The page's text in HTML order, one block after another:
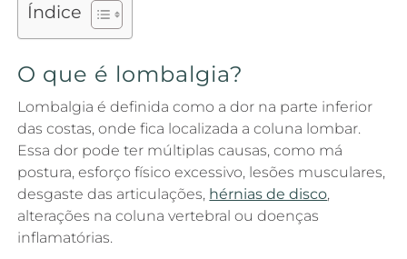
Índice
O que é lombalgia?
Lombalgia é definida como a dor na parte inferior
das costas, onde fica localizada a coluna lombar.
Essa dor pode ter múltiplas causas, como má
postura, esforço físico excessivo, lesões musculares,
desgaste das articulações, hérnias de disco,
alterações na coluna vertebral ou doenças
inflamatórias.